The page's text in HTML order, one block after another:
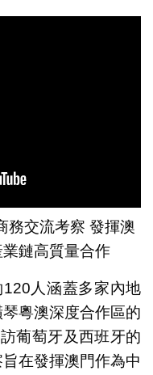
務交流考察 發揮澳
鏈高質量合作
人涵蓋多家內地
粵澳深度合作區的
葡萄牙及西班牙的
在發揮澳門作為中